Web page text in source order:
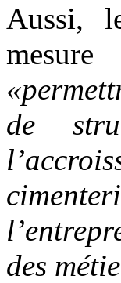
Aussi,
de
des